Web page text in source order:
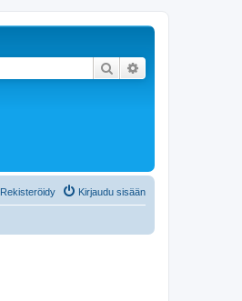
Etsi
Kirjaudu sisään
Rekisteröidy